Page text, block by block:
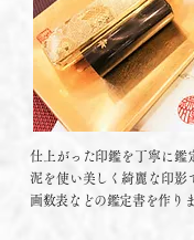
仕上がった印鑑を丁寧に鑑
泥を使い美しく綺麗な印影
画数表などの鑑定書を作りま